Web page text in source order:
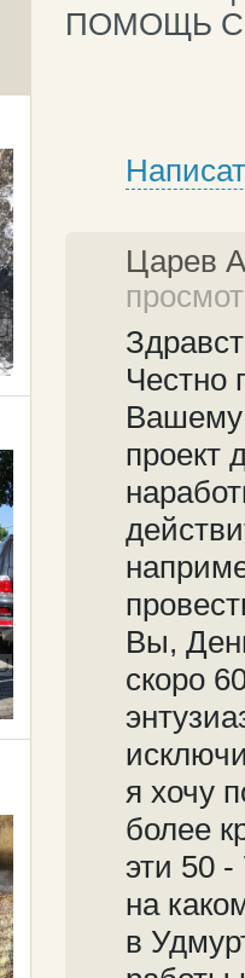
ПОМОЩЬ С
Царев
Честно
Вашему
проект
Вы,
скоро
я хочу
более
эти 50
на
в